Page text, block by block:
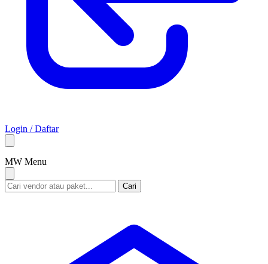
Login / Daftar
MW Menu
Cari